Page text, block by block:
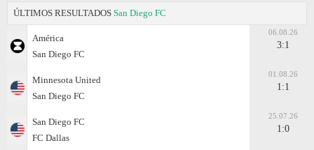
ÚLTIMOS RESULTADOS San Diego FC
América
San Diego FC
06.08.26
3:1
Minnesota United
San Diego FC
01.08.26
1:1
San Diego FC
FC Dallas
25.07.26
1:0